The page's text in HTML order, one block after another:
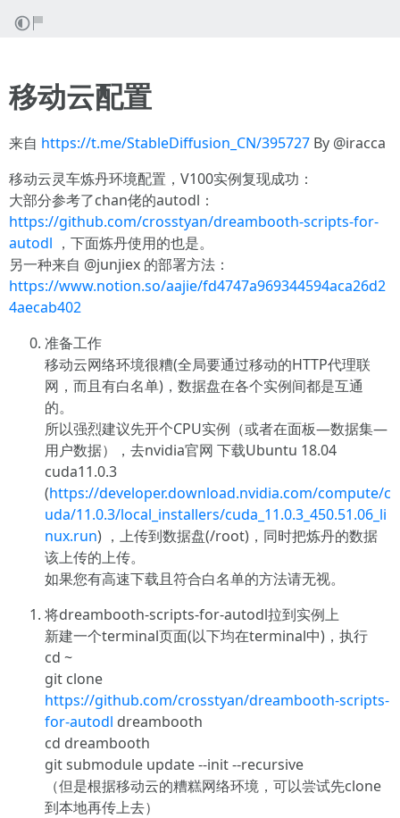
移动云配置
来自 https://t.me/StableDiffusion_CN/395727 By @iracca
移动云灵车炼丹环境配置，V100实例复现成功：
大部分参考了chan佬的autodl：
https://github.com/crosstyan/dreambooth-scripts-for-
autodl ，下面炼丹使用的也是。
另一种来自 @junjiex 的部署方法：
https://www.notion.so/aajie/fd4747a969344594aca26d2
4aecab402
准备工作
移动云网络环境很糟(全局要通过移动的HTTP代理联
网，而且有白名单)，数据盘在各个实例间都是互通
的。
所以强烈建议先开个CPU实例（或者在面板—数据集—
用户数据），去nvidia官网 下载Ubuntu 18.04
cuda11.0.3
(https://developer.download.nvidia.com/compute/c
uda/11.0.3/local_installers/cuda_11.0.3_450.51.06_li
nux.run) ，上传到数据盘(/root)，同时把炼丹的数据
该上传的上传。
如果您有高速下载且符合白名单的方法请无视。
将dreambooth-scripts-for-autodl拉到实例上
新建一个terminal页面(以下均在terminal中)，执行
cd ~
git clone
https://github.com/crosstyan/dreambooth-scripts-
for-autodl dreambooth
cd dreambooth
git submodule update --init --recursive
（但是根据移动云的糟糕网络环境，可以尝试先clone
到本地再传上去）